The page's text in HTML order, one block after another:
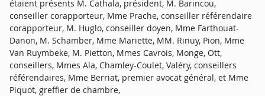
étaient présents M. Cathala, président, M. Barincou,
conseiller corapporteur, Mme Prache, conseiller référendaire
corapporteur, M. Huglo, conseiller doyen, Mme Farthouat-
Danon, M. Schamber, Mme Mariette, MM. Rinuy, Pion, Mme
Van Ruymbeke, M. Pietton, Mmes Cavrois, Monge, Ott,
conseillers, Mmes Ala, Chamley-Coulet, Valéry, conseillers
référendaires, Mme Berriat, premier avocat général, et Mme
Piquot, greffier de chambre,